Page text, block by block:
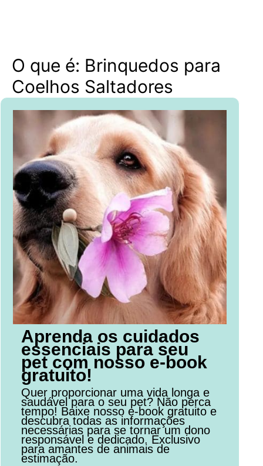
O que é: Brinquedos para
Coelhos Saltadores
Aprenda os cuidados
essenciais para seu
pet com nosso e-book
gratuito!
Quer proporcionar uma vida longa e
saudável para o seu pet? Não perca
tempo! Baixe nosso e-book gratuito e
descubra todas as informações
necessárias para se tornar um dono
responsável e dedicado. Exclusivo
para amantes de animais de
estimação.